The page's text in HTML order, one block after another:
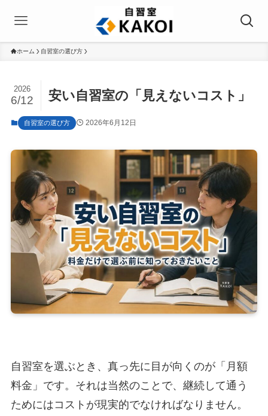
ホーム 自習室の選び方
安い自習室の「見えないコスト」
2026
6/12
自習室の選び方 2026年6月12日
自習室を選ぶとき、真っ先に目が向くのが「月額
料金」です。それは当然のことで、継続して通う
ためにはコストが現実的でなければなりません。